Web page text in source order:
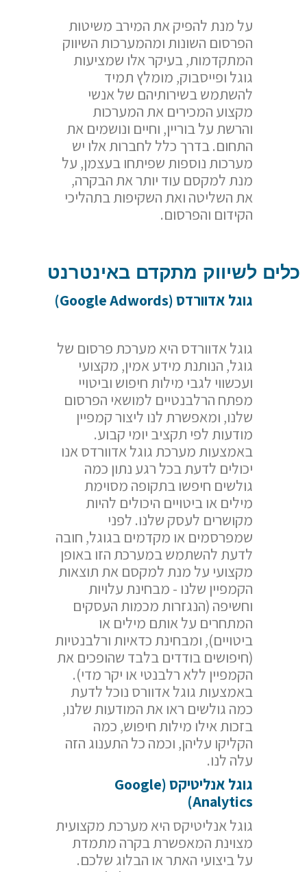
על מנת להפיק את המירב משיטות
הפרסום השונות ומהמערכות השיווק
המתקדמות, בעיקר אלו שמציעות
גוגל ופייסבוק, מומלץ תמיד
להשתמש בשירותיהם של אנשי
מקצוע המכירים את המערכות
והרשת על בוריין, וחיים ונושמים את
התחום. בדרך כלל לחברות אלו יש
מערכות נוספות שפיתחו בעצמן, על
מנת למקסם עוד יותר את הבקרה,
את השליטה ואת השקיפות בתהליכי
הקידום והפרסום.
כלים לשיווק מתקדם באינטרנט
גוגל אדוורדס (Google Adwords
)
גוגל אדוורדס היא מערכת פרסום של
גוגל, הנותנת מידע אמין, מקצועי
ועכשווי לגבי מילות חיפוש וביטויי
מפתח הרלבנטיים למושאי הפרסום
שלנו, ומאפשרת לנו ליצור קמפיין
מודעות לפי תקציב יומי קבוע.
באמצעות מערכת גוגל אדוורדס אנו
יכולים לדעת בכל רגע נתון כמה
גולשים חיפשו בתקופה מסוימת
מילים או ביטויים היכולים להיות
מקושרים לעסק שלנו. לפני
שמפרסמים או מקדמים בגוגל, חובה
לדעת להשתמש במערכת הזו באופן
מקצועי על מנת למקסם את תוצאות
הקמפיין שלנו - מבחינת עלויות
וחשיפה (הנגזרות מכמות העסקים
המתחרים על אותם מילים או
ביטויים), ומבחינת כדאיות ורלבנטיות
(חיפושים בודדים בלבד שהופכים את
הקמפיין ללא רלבנטי או יקר מדי).
באמצעות גוגל אדוורס נוכל לדעת
כמה גולשים ראו את המודעות שלנו,
בזכות אילו מילות חיפוש, כמה
הקליקו עליהן, וכמה כל התענוג הזה
עלה לנו.
גוגל אנליטיקס (Google
Analytics
)
גוגל אנליטיקס היא מערכת מקצועית
מצוינת המאפשרת בקרה מתמדת
על ביצועי האתר או הבלוג שלכם.